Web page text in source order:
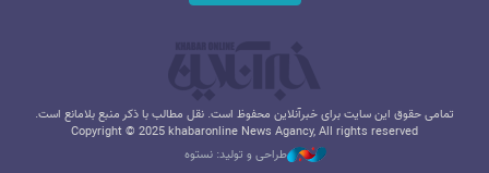
تمامی حقوق این سایت برای خبرآنلاین محفوظ است. نقل مطالب با ذکر منبع بلامانع است.
Copyright © 2025 khabaronline News Agancy, All rights reserved
طراحی و تولید: نستوه